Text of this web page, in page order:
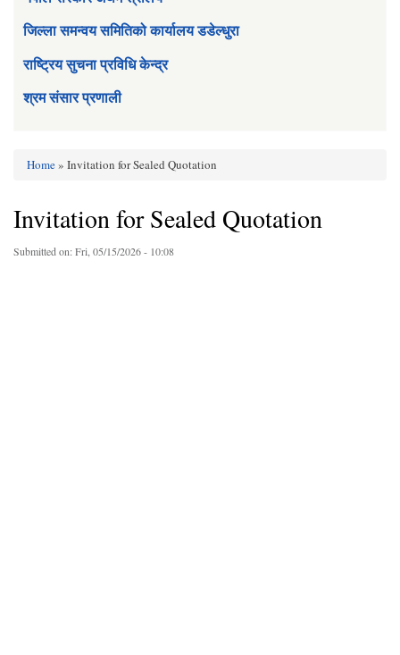
जिल्ला समन्वय समितिको कार्यालय डडेल्धुरा
राष्ट्रिय सुचना प्रविधि केन्द्र
श्रम संसार प्रणाली
Home» Invitation for Sealed Quotation
Invitation for Sealed Quotation
Submitted on:Fri, 05/15/2026 - 10:08